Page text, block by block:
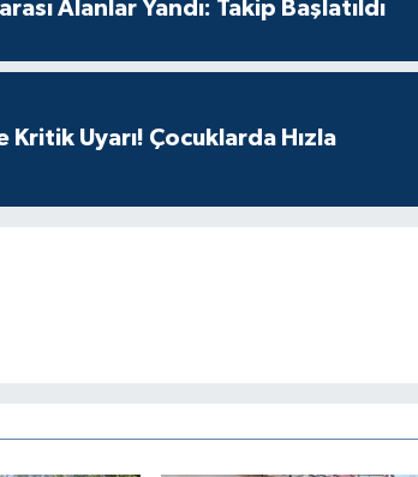
Alanlar Yandı: Takip Başlatıldı
Uyarı! Çocuklarda Hızla